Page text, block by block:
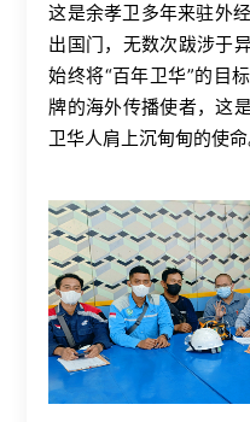
这是余孝卫多年来驻外
出国门，无数次跋涉于
始终将“百年卫华”的目
牌的海外传播使者，这
卫华人肩上沉甸甸的使命